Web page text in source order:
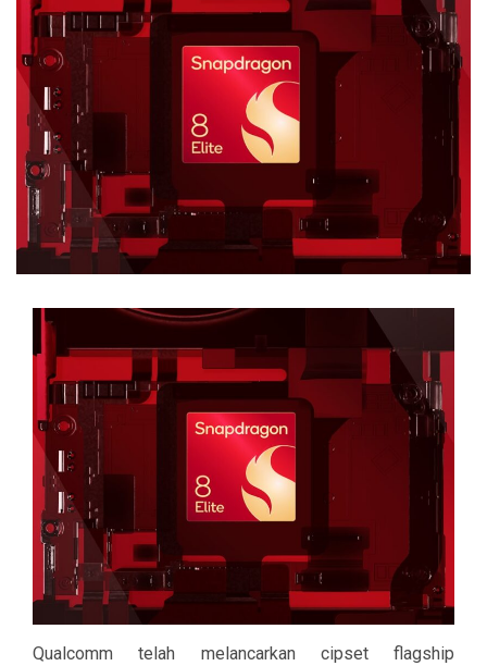
Qualcomm telah melancarkan cipset flagship